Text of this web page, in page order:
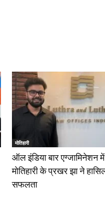
मोतिहारी
ऑल इंडिया बार एग्जामिनेशन में
मोतिहारी के प्रखर झा ने
सफलता